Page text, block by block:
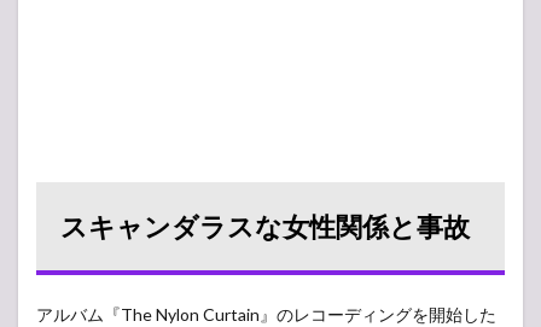
スキャンダラスな女性関係と事故
アルバム『The Nylon Curtain』のレコーディングを開始した